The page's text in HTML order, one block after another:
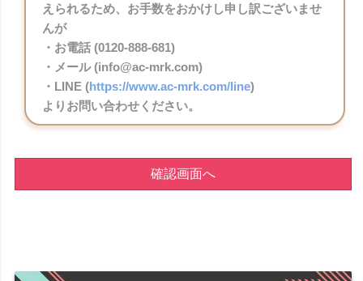
えられるため、お手数をおかけし申し訳ございませ
んが
・お電話 (0120-888-681)
・メール (info@ac-mrk.com)
・LINE (https://www.ac-mrk.com/line)
よりお問い合わせください。
確認画面へ